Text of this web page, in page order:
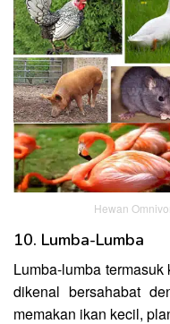
Hewan
10. Lumba-Lumba
Lumba-lumba
dikenal bersahabat
memakan ikan kecil,